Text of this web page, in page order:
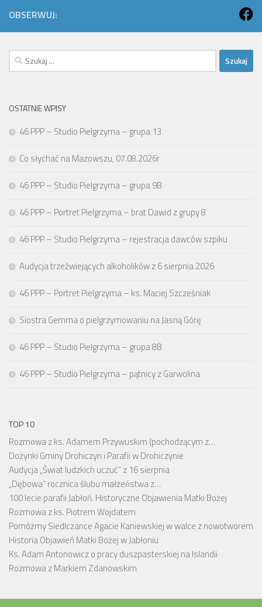
OBSERWUJ:
Szukaj:
OSTATNIE WPISY
46 PPP – Studio Pielgrzyma – grupa 13
Co słychać na Mazowszu, 07.08.2026r
46 PPP – Studio Pielgrzyma – grupa 9B
46 PPP – Portret Pielgrzyma – brat Dawid z grupy 8
46 PPP – Studio Pielgrzyma – rejestracja dawców szpiku
Audycja trzeźwiejących alkoholików z 6 sierpnia 2026
46 PPP – Portret Pielgrzyma – ks. Maciej Szcześniak
Siostra Gemma o pielgrzymowaniu na Jasną Górę
46 PPP – Studio Pielgrzyma – grupa 8B
46 PPP – Studio Pielgrzyma – pątnicy z Garwolina
TOP 10
Rozmowa z ks. Adamem Przywuskim (pochodzącym z…
Dożynki Gminy Drohiczyn i Parafii w Drohiczynie
Audycja „Świat ludzkich uczuć” z 16 sierpnia
„Dębowa” rocznica ślubu małżeństwa z…
100 lecie parafii Jabłoń. Historyczne Objawienia Matki Bożej
Rozmowa z ks. Piotrem Wojdatem
Pomóżmy Siedlczance Agacie Kaniewskiej w walce z nowotworem
Historia Objawień Matki Bożej w Jabłoniu
Ks. Adam Antonowicz o pracy duszpasterskiej na Islandii
Rozmowa z Markiem Zdanowskim